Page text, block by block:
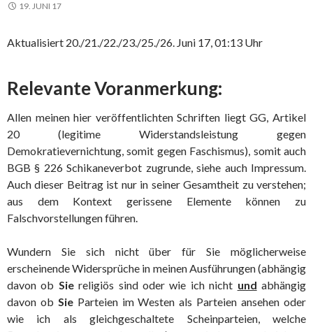
19. JUNI 17
Aktualisiert 20./21./22./23./25./26. Juni 17, 01:13 Uhr
Relevante Voranmerkung:
Allen meinen hier veröffentlichten Schriften liegt GG, Artikel
20 (legitime Widerstandsleistung gegen
Demokratievernichtung, somit gegen Faschismus), somit auch
BGB § 226 Schikaneverbot zugrunde, siehe auch Impressum.
Auch dieser Beitrag ist nur in seiner Gesamtheit zu verstehen;
aus dem Kontext gerissene Elemente können zu
Falschvorstellungen führen.
Wundern Sie sich nicht über für Sie möglicherweise
erscheinende Widersprüche in meinen Ausführungen (abhängig
davon ob Siereligiös sind oder wie ich nicht und abhängig
davon ob SieParteien im Westen als Parteien ansehen oder
wie ich als gleichgeschaltete Scheinparteien, welche